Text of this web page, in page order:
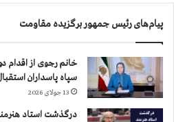
پیام‌های رئیس جمهور برگزیده مقاومت
خانم رجوی از اقدام
سپاه پاسداران
13 جولای 2026
درگذشت استاد